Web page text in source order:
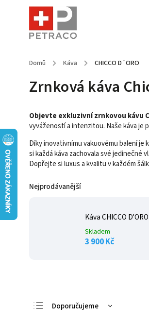
Domů / Káva / CHICCO D´ORO
Zrnková káva
Objevte exkluzivní zrnkovou kávu
vyvážeností a intenzitou. Naše káva je
Díky inovativnímu vakuovému balení je
si každá káva zachovala své
Dopřejte si luxus a kvalitu v každém
Nejprodávanější
Káva CHICCO
Skladem
3 900 Kč
Doporučujeme